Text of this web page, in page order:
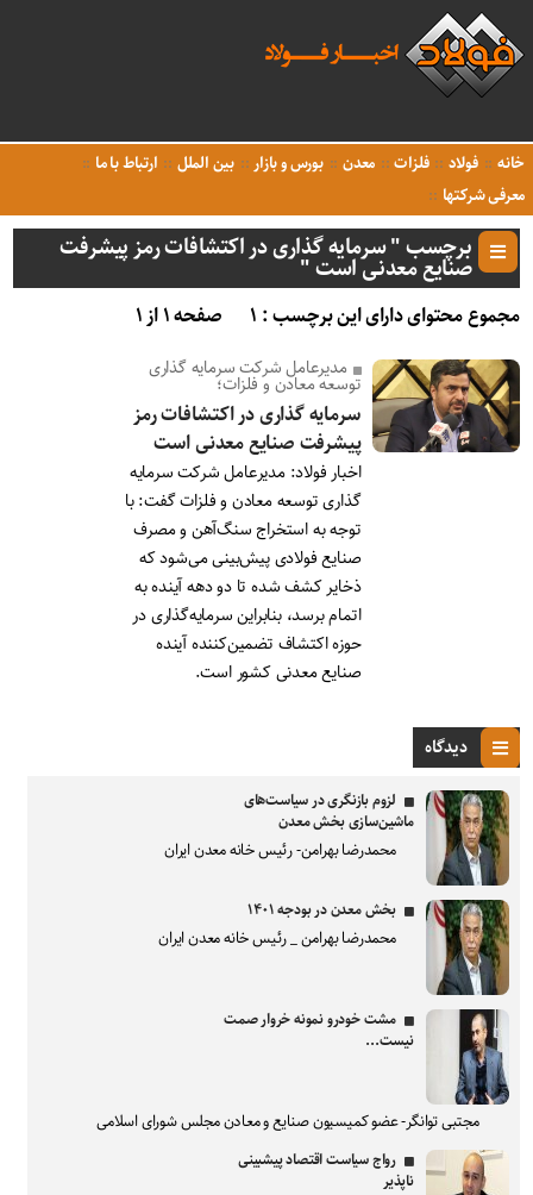
خانه فولاد فلزات معدن بورس و بازار بین الملل
ارتباط با ما
معرفی شرکتها
برچسب " سرمایه گذاری در اکتشافات رمز پیشرفت
صنایع معدنی است "
مجموع محتوای دارای این برچسب : ۱ صفحه ۱ از ۱
مدیرعامل شرکت سرمایه گذاری
توسعه معادن و فلزات؛
سرمایه گذاری در اکتشافات رمز
پیشرفت صنایع معدنی است
اخبار فولاد: مدیرعامل شرکت سرمایه
گذاری توسعه معادن و فلزات گفت: با
توجه به استخراج سنگ‌آهن و مصرف
صنایع فولادی پیش‌بینی می‌شود که
ذخایر کشف‌ شده تا دو دهه آینده به‌
اتمام برسد، بنابراین سرمایه‌گذاری در
حوزه اکتشاف تضمین‌کننده آینده
صنایع معدنی کشور است.
دیدگاه
لزوم بازنگری در سیاست‌های
ماشین‌سازی بخش معدن
محمدرضا بهرامن- رئیس خانه معدن ایران
بخش معدن در بودجه ۱۴۰۱
محمدرضا بهرامن _ رئیس خانه معدن ایران
مشت خودرو نمونه خروار صمت
نیست...
مجتبی توانگر- عضو کمیسیون صنایع و معادن مجلس شورای اسلامی
رواج سیاست اقتصاد پیشبینی
ناپذیر